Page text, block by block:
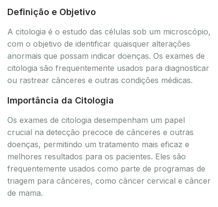
Definição e Objetivo
A citologia é o estudo das células sob um microscópio,
com o objetivo de identificar quaisquer alterações
anormais que possam indicar doenças. Os exames de
citologia são frequentemente usados para diagnosticar
ou rastrear cânceres e outras condições médicas.
Importância da Citologia
Os exames de citologia desempenham um papel
crucial na detecção precoce de cânceres e outras
doenças, permitindo um tratamento mais eficaz e
melhores resultados para os pacientes. Eles são
frequentemente usados como parte de programas de
triagem para cânceres, como câncer cervical e câncer
de mama.